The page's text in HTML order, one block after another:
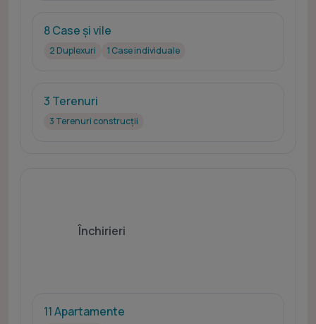
8 Case și vile
2 Duplexuri 1 Case individuale
3 Terenuri
3 Terenuri construcții
Închirieri
11 Apartamente